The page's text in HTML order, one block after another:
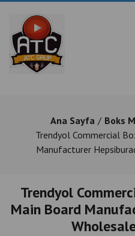
Ana Sayfa
Boks
Trendyol Commercial
Manufacturer
Trendyol
Main Board